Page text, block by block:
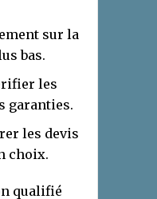
sur la
bas.
les
garanties.
les devis
choix.
qualifié